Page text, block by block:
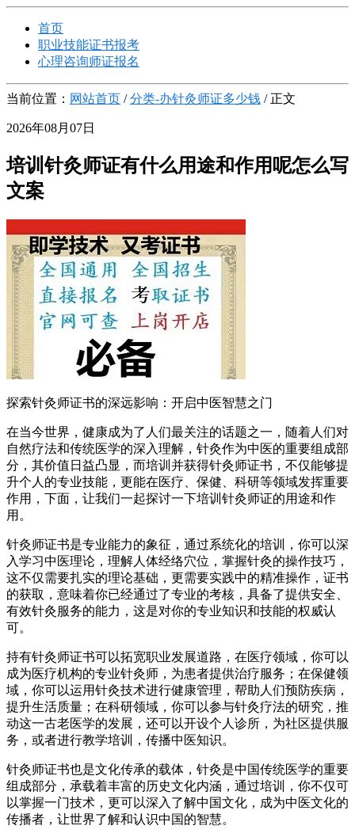
首页
职业技能证书报考
心理咨询师证报名
当前位置： 网站首页 /分类-办针灸师证多少钱 / 正文
2026年08月07日
培训针灸师证有什么用途和作用呢怎么写
文案
探索针灸师证书的深远影响：开启中医智慧之门
在当今世界，健康成为了人们最关注的话题之一，随着人们对
自然疗法和传统医学的深入理解，针灸作为中医的重要组成部
分，其价值日益凸显，而培训并获得针灸师证书，不仅能够提
升个人的专业技能，更能在医疗、保健、科研等领域发挥重要
作用，下面，让我们一起探讨一下培训针灸师证的用途和作
用。
针灸师证书是专业能力的象征，通过系统化的培训，你可以深
入学习中医理论，理解人体经络穴位，掌握针灸的操作技巧，
这不仅需要扎实的理论基础，更需要实践中的精准操作，证书
的获取，意味着你已经通过了专业的考核，具备了提供安全、
有效针灸服务的能力，这是对你的专业知识和技能的权威认
可。
持有针灸师证书可以拓宽职业发展道路，在医疗领域，你可以
成为医疗机构的专业针灸师，为患者提供治疗服务；在保健领
域，你可以运用针灸技术进行健康管理，帮助人们预防疾病，
提升生活质量；在科研领域，你可以参与针灸疗法的研究，推
动这一古老医学的发展，还可以开设个人诊所，为社区提供服
务，或者进行教学培训，传播中医知识。
针灸师证书也是文化传承的载体，针灸是中国传统医学的重要
组成部分，承载着丰富的历史文化内涵，通过培训，你不仅可
以掌握一门技术，更可以深入了解中国文化，成为中医文化的
传播者，让世界了解和认识中国的智慧。